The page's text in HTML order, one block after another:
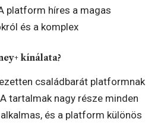
platform híres a magas
és a komplex
kínálata?
családbarát platformnak
tartalmak nagy része minden
és a platform különös